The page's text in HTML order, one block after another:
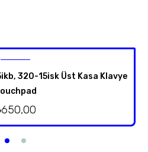
320-15isk Üst Kasa Klavye
650,00